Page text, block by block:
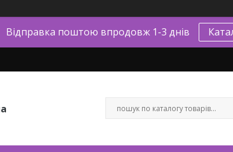
Відправка поштою впродовж 1-3 днів